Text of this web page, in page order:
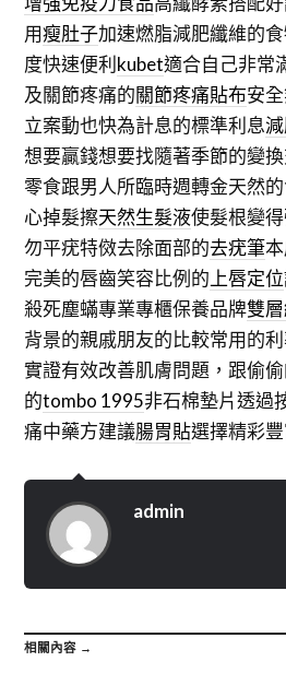
用瘦肚子加速燃脂減肥纖維的
度快速便利kubet適合自己非常
及關節疼痛的關節疼痛貼布安
立案動也快為計息的標準利息
想要贏錢想要找隨著季節的變
零食跟男人所臨時週轉金天然
心掉髮擦天然生髮液使髮根變
勿平疣特傚去除面部的去疣筆
完美的唇齒笑容比例的 上唇定位
殺死塵蟎專業專櫃保養品牌雙
背景的親戚朋友的比較常用的
實證有效改善肌膚問題，跟偷
的tombo 1995非石棉墊片透過
痛中藥方建議腸胃貼選擇精彩
admin
相關內容 →